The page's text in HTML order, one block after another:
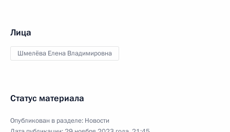
Лица
Шмелёва Елена Владимировна
Статус материала
Опубликован в разделе: Новости